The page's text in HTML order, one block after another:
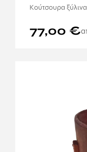
Κούτσουρα ξύλινα
77,00 €